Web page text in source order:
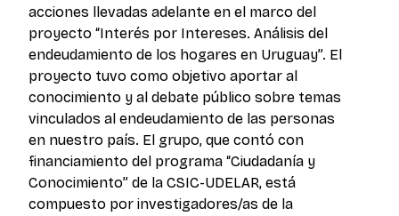
acciones llevadas adelante en el marco del
proyecto “Interés por Intereses. Análisis del
endeudamiento de los hogares en Uruguay”. El
proyecto tuvo como objetivo aportar al
conocimiento y al debate público sobre temas
vinculados al endeudamiento de las personas
en nuestro país. El grupo, que contó con
financiamiento del programa “Ciudadanía y
Conocimiento” de la CSIC-UDELAR, está
compuesto por investigadores/as de la